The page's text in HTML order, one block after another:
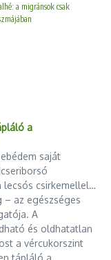
a migránsok csak
a
saját
lecsós csirkemellel…
– az egészséges
A
és oldhatatlan
a vércukorszint